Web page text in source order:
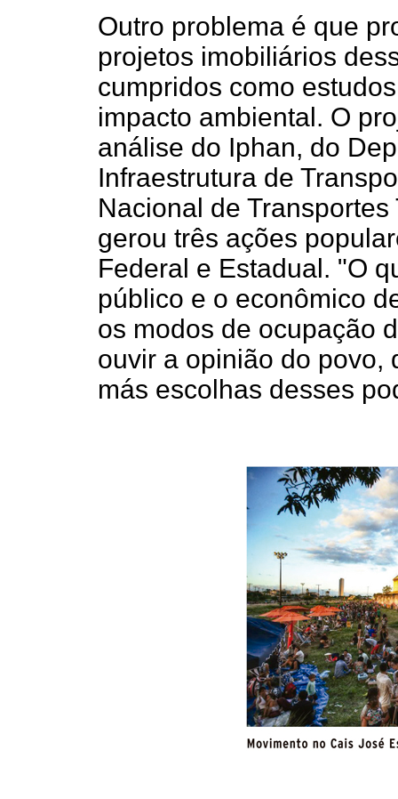
Outro problema é que
projetos imobiliários
cumpridos como
impacto ambiental. O
análise do Iphan, do
Infraestrutura de
Nacional de
gerou três ações
Federal e Estadual. "O
público e o econômico
os modos de ocupação
ouvir a opinião do povo,
más escolhas desses